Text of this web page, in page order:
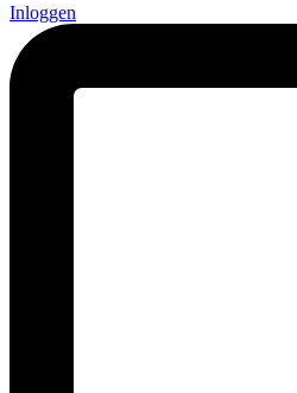
Inloggen